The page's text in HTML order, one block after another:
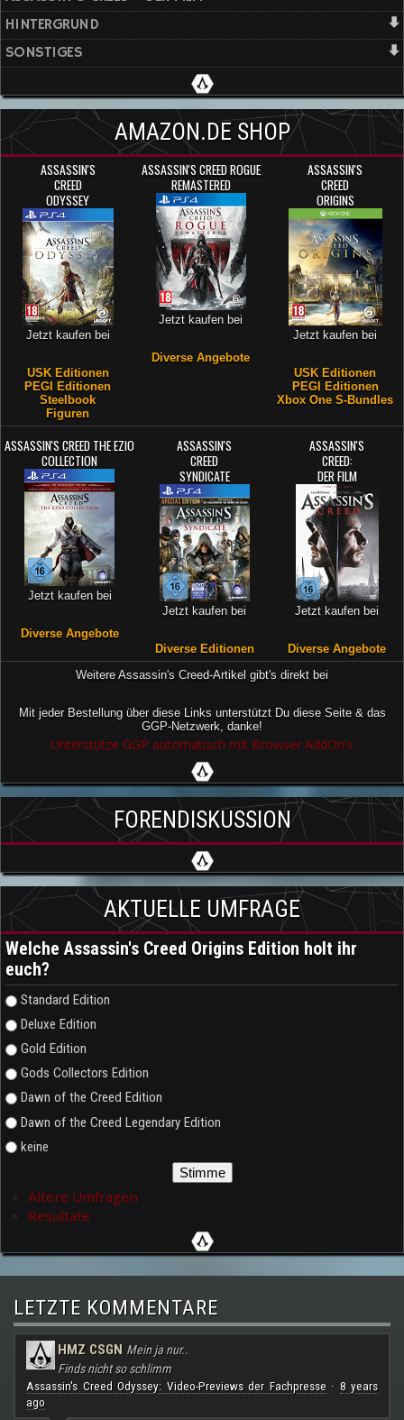
HINTERGRUND
SONSTIGES
AMAZON.DE SHOP
ASSASSIN'S
CREED
ODYSSEY
Jetzt kaufen bei
USK Editionen
PEGI Editionen
Steelbook
Figuren
ASSASSIN'S CREED ROGUE
REMASTERED
Jetzt kaufen bei
Diverse Angebote
ASSASSIN'S
CREED
ORIGINS
Jetzt kaufen bei
USK Editionen
PEGI Editionen
Xbox One S-Bundles
ASSASSIN'S CREED THE EZIO
COLLECTION
Jetzt kaufen bei
Diverse Angebote
ASSASSIN'S
CREED
SYNDICATE
Jetzt kaufen bei
Diverse Editionen
ASSASSIN'S
CREED:
DER FILM
Jetzt kaufen bei
Diverse Angebote
Weitere Assassin's Creed-Artikel gibt's direkt bei
Mit jeder Bestellung über diese Links unterstützt Du diese Seite & das
GGP-Netzwerk, danke!
Unterstütze GGP automatisch mit Browser AddOn's
FORENDISKUSSION
AKTUELLE UMFRAGE
Welche Assassin's Creed Origins Edition holt ihr
euch?
Auswahlmöglichkeiten
Standard Edition
Deluxe Edition
Gold Edition
Gods Collectors Edition
Dawn of the Creed Edition
Dawn of the Creed Legendary Edition
keine
Ältere Umfragen
Resultate
LETZTE KOMMENTARE
HMZ CSGN Mein ja nur..
Finds nicht so schlimm
Assassin's Creed Odyssey: Video-Previews der Fachpresse· 8 years
ago